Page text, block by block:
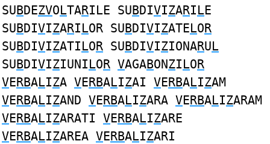
SUBDEZVOLTARILE SUBDIVIZARILE
SUBDIVIZARILOR SUBDIVIZATELOR
SUBDIVIZATILOR SUBDIVIZIONARUL
SUBDIVIZIUNILOR VAGABONZILOR
VERBALIZA VERBALIZAI VERBALIZAM
VERBALIZAND VERBALIZARA VERBALIZARAM
VERBALIZARATI VERBALIZARE
VERBALIZAREA VERBALIZARI